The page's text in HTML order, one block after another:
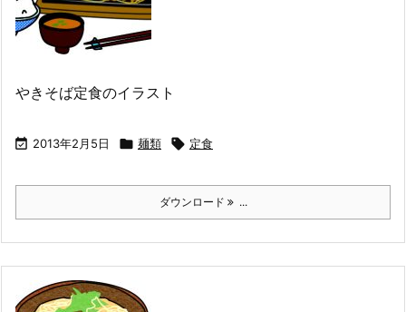
やきそば定食のイラスト
 2013年2月5日  麺類  定食
ダウンロード ...